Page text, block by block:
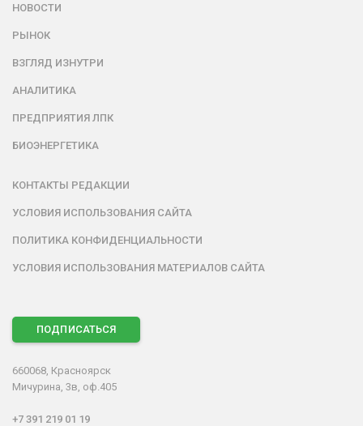
НОВОСТИ
РЫНОК
ВЗГЛЯД ИЗНУТРИ
АНАЛИТИКА
ПРЕДПРИЯТИЯ ЛПК
БИОЭНЕРГЕТИКА
КОНТАКТЫ РЕДАКЦИИ
УСЛОВИЯ ИСПОЛЬЗОВАНИЯ САЙТА
ПОЛИТИКА КОНФИДЕНЦИАЛЬНОСТИ
УСЛОВИЯ ИСПОЛЬЗОВАНИЯ МАТЕРИАЛОВ САЙТА
ПОДПИСАТЬСЯ
660068, Красноярск
Мичурина, 3в, оф.405
+7 391 219 01 19